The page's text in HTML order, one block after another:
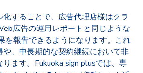
することで、広告代理店様はクラ
広告の運用レポートと同じような
を報告できるようになります。これ
や、中長期的な契約継続において非
ます。Fukuoka sign plusでは、専